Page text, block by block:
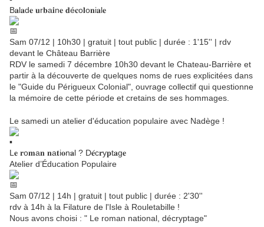
B𝐚l𝐚d𝐞 𝐮r𝐛a𝐢n𝐞 𝐝é𝐜o𝐥o𝐧i𝐚l𝐞
Sam 07/12 | 10h30 | gratuit | tout public | durée : 1'15'' | rdv
devant le Château Barrière
RDV le samedi 7 décembre 10h30 devant le Chateau-Barrière et
partir à la découverte de quelques noms de rues explicitées dans
le "Guide du Périgueux Colonial", ouvrage collectif qui questionne
la mémoire de cette période et cretains de ses hommages.
Le samedi un atelier d'éducation populaire avec Nadège !
L𝐞 𝐫o𝐦a𝐧 𝐧a𝐭i𝐨n𝐚l ? D𝐞́c𝐫y𝐩t𝐚g𝐞
Atelier d’Éducation Populaire
Sam 07/12 | 14h | gratuit | tout public | durée : 2'30''
rdv à 14h à la Filature de l'Isle à Rouletabille !
Nous avons choisi : " Le roman national, décryptage"